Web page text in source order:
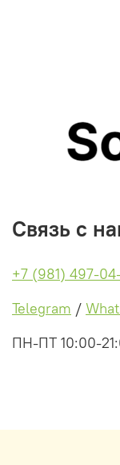
Связь с
+7 (981) 497-
Telegram /
ПН-ПТ 10:00-